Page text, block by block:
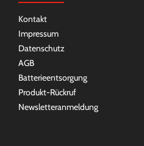
Kontakt
Impressum
Datenschutz
AGB
Batterieentsorgung
Produkt-Rückruf
Newsletteranmeldung